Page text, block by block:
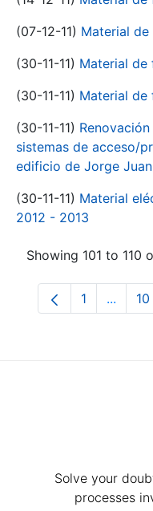
(07-12-11) Material
(30-11-11) Material de
(30-11-11) Material de
(30-11-11)
sistemas de acceso/
edificio de Jorge
(30-11-11) Material
2012 - 2013
Showing 101 to 110
Page
1 ... 10
Solve your
processes